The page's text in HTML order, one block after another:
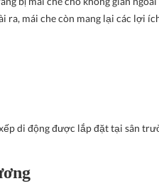
ra, mái che còn mang lại các lợi
di động được lắp đặt tại sân